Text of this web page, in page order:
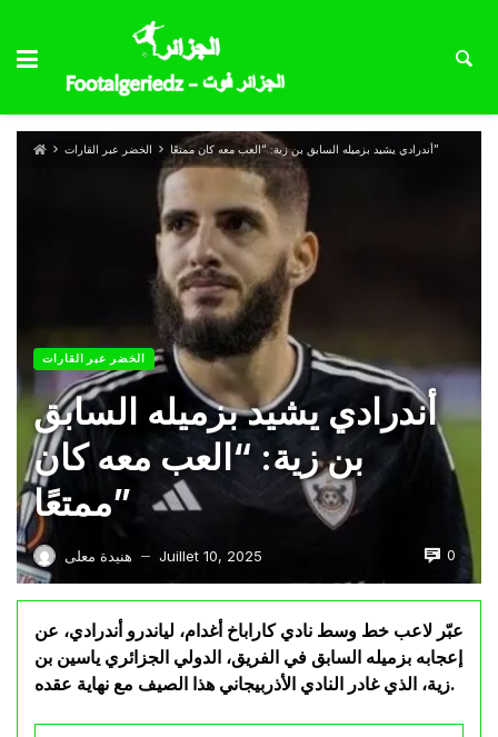
الخضر عبر القارات أندرادي يشيد بزميله السابق بن زية: “العب معه كان ممتعًا”
الخضر عبر القارات
أندرادي يشيد بزميله السابق
بن زية: “العب معه كان
ممتعًا”
هنيدة معلى — Juillet 10, 2025 0
عبّر لاعب خط وسط نادي كاراباخ أغدام، لياندرو أندرادي، عن
إعجابه بزميله السابق في الفريق، الدولي الجزائري ياسين بن
زية، الذي غادر النادي الأذربيجاني هذا الصيف مع نهاية عقده.